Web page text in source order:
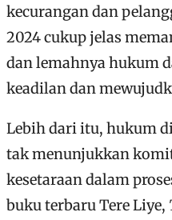
kecurangan dan
2024 cukup jelas
dan lemahnya hukum
keadilan dan
Lebih dari itu, hukum
tak menunjukkan
kesetaraan dalam
buku terbaru Tere Liye,